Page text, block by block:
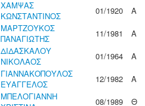
ΧΑΜΨΑΣ
ΚΩΝΣΤΑΝΤΙΝΟΣ
01/1920
Α
ΜΑΡΤΖΟΥΚΟΣ
ΠΑΝΑΓΙΩΤΗΣ
11/1981
Α
ΔΙΔΑΣΚΑΛΟΥ
ΝΙΚΟΛΑΟΣ
01/1964
Α
ΓΙΑΝΝΑΚΟΠΟΥΛΟΣ
ΕΥΑΓΓΕΛΟΣ
12/1982
Α
ΜΠΕΛΟΓΙΑΝΝΗ
08/1989
Θ